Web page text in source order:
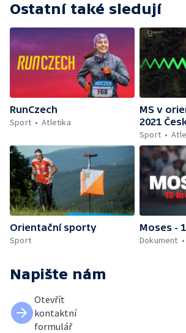
Ostatní také sledují
RunCzech
Sport
Atletika
MS v
2021
Sport
Orientační sporty
Sport
Moses -
Dokument
Napište nám
Otevřít
kontaktní
formulář